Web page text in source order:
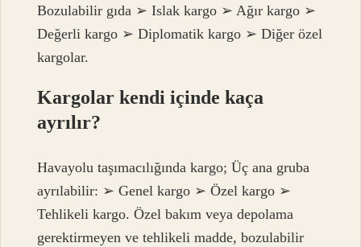
Bozulabilir gıda ➢ Islak kargo ➢ Ağır kargo ➢
Değerli kargo ➢ Diplomatik kargo ➢ Diğer özel
kargolar.
Kargolar kendi içinde kaça
ayrılır?
Havayolu taşımacılığında kargo; Üç ana gruba
ayrılabilir: ➢ Genel kargo ➢ Özel kargo ➢
Tehlikeli kargo. Özel bakım veya depolama
gerektirmeyen ve tehlikeli madde, bozulabilir